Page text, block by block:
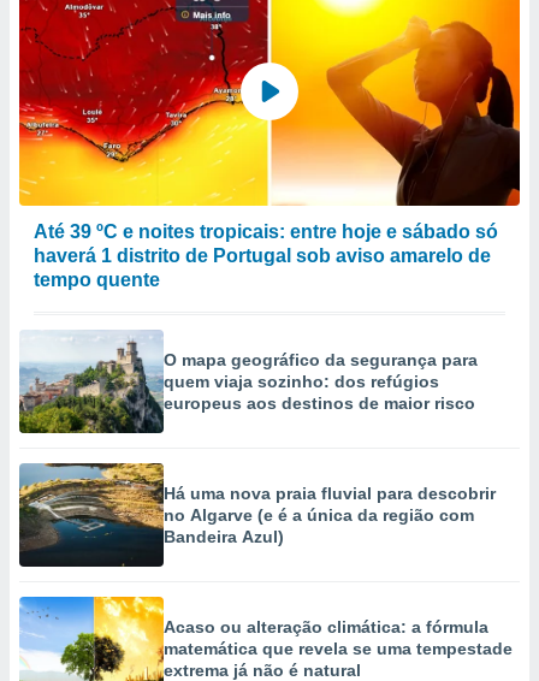
medir
da
medir o
dos
de
de dados
fontes,
e melhorar
através
estudos
de
Até 39 ºC e noites tropicais: entre hoje e sábado só
haverá 1 distrito de Portugal sob aviso amarelo de
tempo quente
O mapa geográfico da segurança para
quem viaja sozinho: dos refúgios
europeus aos destinos de maior risco
Há uma nova praia fluvial para descobrir
no Algarve (e é a única da região com
Bandeira Azul)
Acaso ou alteração climática: a fórmula
matemática que revela se uma tempestade
extrema já não é natural